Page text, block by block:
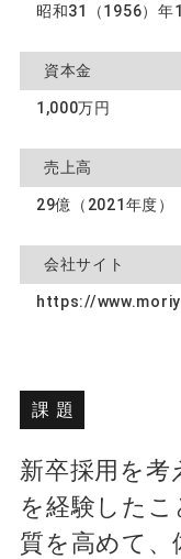
昭和31（1956）年
資本金
1,000万円
売上高
29億（2021年度）
会社サイト
https://
課題
新卒採用を考
を経験した
質を高めて、